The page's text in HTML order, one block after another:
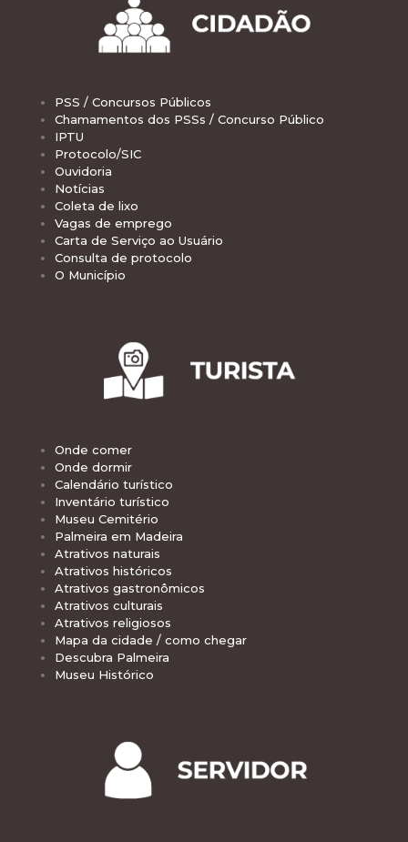
PSS / Concursos Públicos
Chamamentos dos PSSs / Concurso Público
IPTU
Protocolo/SIC
Ouvidoria
Notícias
Coleta de lixo
Vagas de emprego
Carta de Serviço ao Usuário
Consulta de protocolo
O Município
Onde comer
Onde dormir
Calendário turístico
Inventário turístico
Museu Cemitério
Palmeira em Madeira
Atrativos naturais
Atrativos históricos
Atrativos gastronômicos
Atrativos culturais
Atrativos religiosos
Mapa da cidade / como chegar
Descubra Palmeira
Museu Histórico